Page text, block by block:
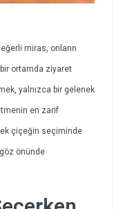
miras, onların
bir ortamda ziyaret
yalnızca bir gelenek
en zarif
çiçeğin seçiminde
önünde